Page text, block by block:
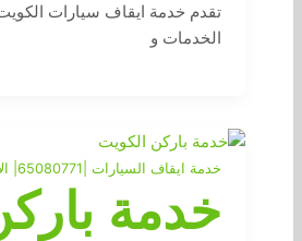
تقدم خدمة ايقاف سيارات
الخدمات و
خدمة ايقاف السيارات |65080771| الابداع للضيافة
خدمة